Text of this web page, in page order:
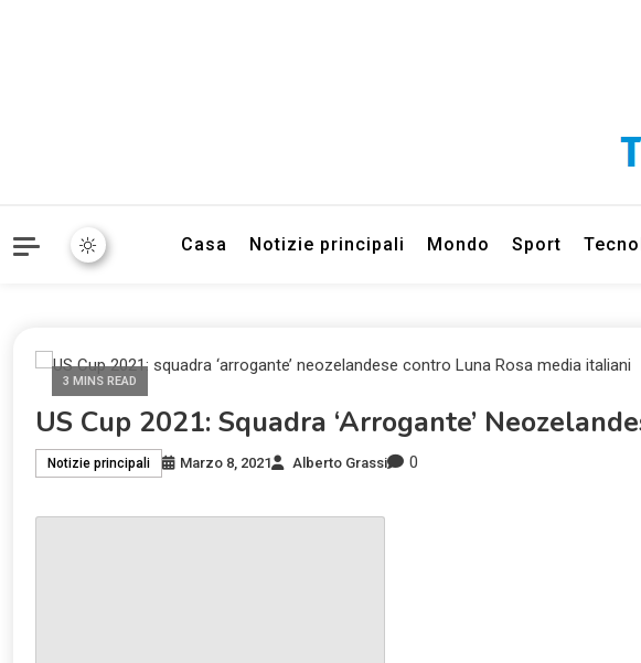
Casa Notizie principali Mondo Sport
3 MINS READ
US Cup 2021: Squadra ‘arrogante’
Notizie principali Marzo 8, 2021 Alberto Grassi 0